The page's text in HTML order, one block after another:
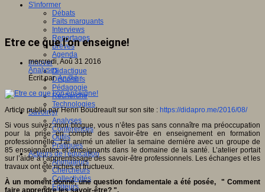
S'informer
Débats
Faits marquants
Interviews
Reportages
Brèves
Agenda
Innover
Didactique
Dispositifs
Pédagogie
Recherche
Technologies
Savoir(s)
Analyses
Conférences
Outils
Pratiques
Acteurs de l'éducation
Animateurs
Chercheurs
Collectivités
Editeurs
Etre ce que l’on enseigne!
mercredi, Aoû 31 2016
Analyses
Écrit parAn@é
Article publié par Henri Boudreault sur son site : https://didapro.me/2016/08/
Si vous suivez mon blogue, vous n’êtes pas sans connaître ma préoccupation
pour la prise en compte des savoir-être en enseignement en formation
professionnelle. J’ai animé un atelier la semaine dernière avec un groupe de
85 enseignantes et enseignants dans le domaine de la santé. L’atelier portait
sur l’aide à l’apprentissage des savoir-être professionnels. Les échanges et les
travaux ont été riches et fructueux.
À un moment donné, une question fondamentale a été posée, " Comment
faire apprendre les savoir-être? ".